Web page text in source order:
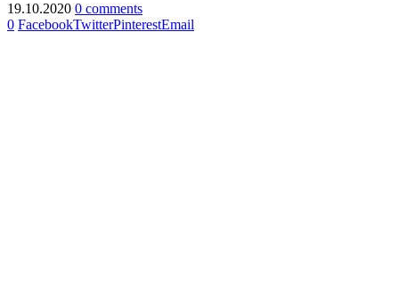
19.10.2020 0 comments
0 FacebookTwitterPinterestEmail